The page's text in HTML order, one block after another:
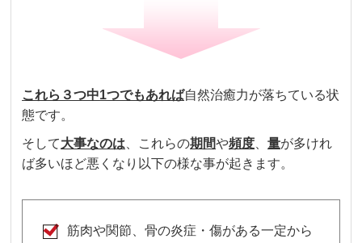
これら３つ中1つでもあれば自然治癒力が落ちている状
態です。
そして大事なのは 、これらの期間や頻度 、量が多けれ
ば多いほど悪くなり以下の様な事が起きます。
筋肉や関節、骨の炎症・傷がある一定から